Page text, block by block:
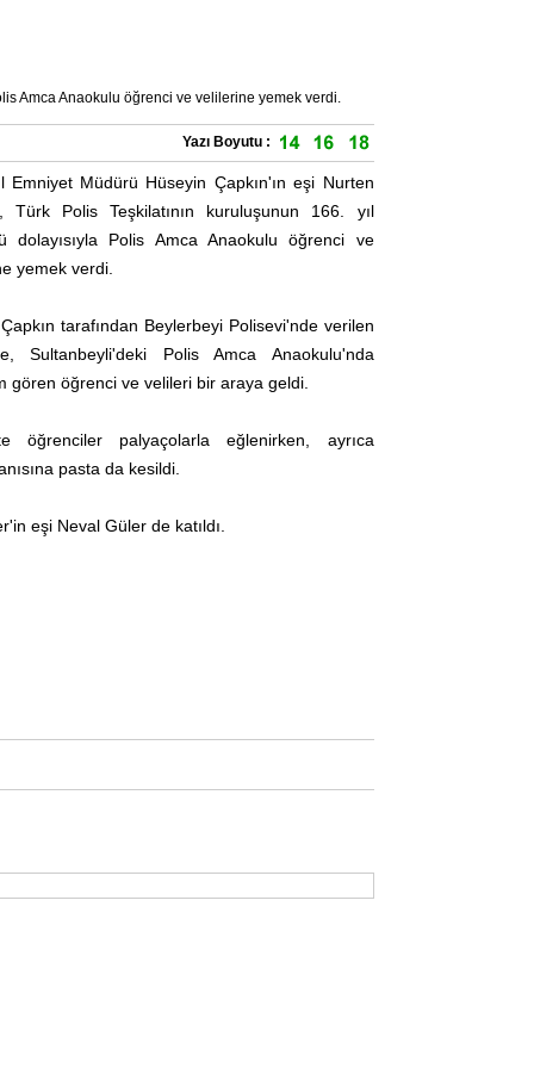
Amca Anaokulu öğrenci ve velilerine yemek verdi.
Yazı Boyutu :
Emniyet Müdürü Hüseyin Çapkın'ın eşi Nurten
Türk Polis Teşkilatının kuruluşunun 166. yıl
dolayısıyla Polis Amca Anaokulu öğrenci ve
yemek verdi.
tarafından Beylerbeyi Polisevi'nde verilen
Sultanbeyli'deki Polis Amca Anaokulu'nda
gören öğrenci ve velileri bir araya geldi.
öğrenciler palyaçolarla eğlenirken, ayrıca
pasta da kesildi.
eşi Neval Güler de katıldı.